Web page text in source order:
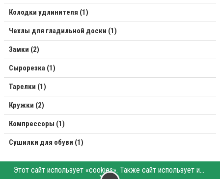
Колодки удлинителя (1)
Чехлы для гладильной доски (1)
Замки (2)
Сырорезка (1)
Тарелки (1)
Кружки (2)
Компрессоры (1)
Сушилки для обуви (1)
Этот сайт использует «cookies». Также сайт использует интернет-сервис для сбора технических данных касательно посетителей с целью получения маркетинговой и статистической информации. Условия обработки данных посетителей сайта см.
〉